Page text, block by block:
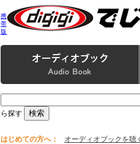
携
帯
版
ら探す
はじめての方へ： オーディオブックを聴